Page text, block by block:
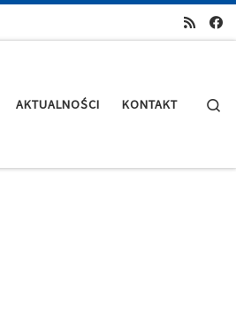
AKTUALNOŚCI KONTAKT